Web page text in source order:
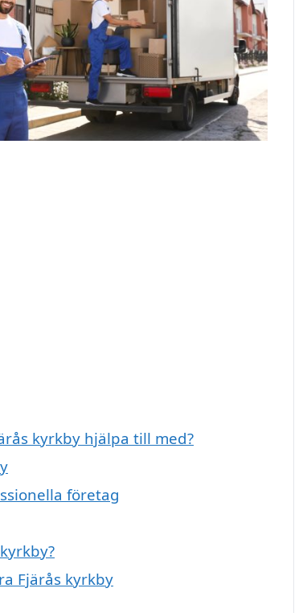
kyrkby hjälpa till med?
företag
Fjärås kyrkby